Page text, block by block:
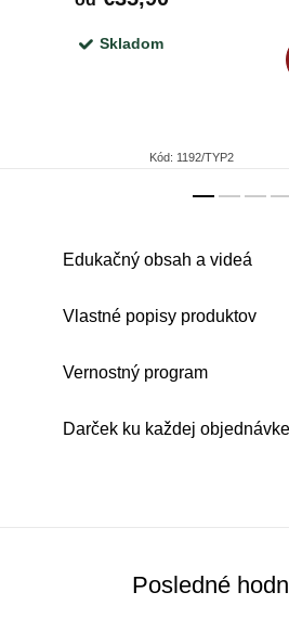
Skladom
Kód: 1192/TYP2
Edukačný obsah a videá
Vlastné popisy produktov
Vernostný program
Darček ku každej objednávke
Posledné